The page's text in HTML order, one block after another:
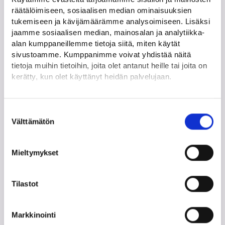
räätälöimiseen, sosiaalisen median ominaisuuksien
tukemiseen ja kävijämäärämme analysoimiseen. Lisäksi
jaamme sosiaalisen median, mainosalan ja analytiikka-
alan kumppaneillemme tietoja siitä, miten käytät
sivustoamme. Kumppanimme voivat yhdistää näitä
tietoja muihin tietoihin, joita olet antanut heille tai joita on
kerätty, kun olet käyttänyt heidän palvelujaan.
Löydät tietoa evästeiden käyttötarkoituksista
Lue tarkemmin
valinta
Välttämätön
Mieltymykset
Tilastot
Markkinointi
Työttömyyteni on jatkunut pitkään
Haluan opiskella